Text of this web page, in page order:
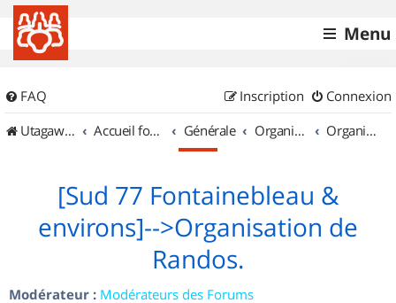
Menu
FAQ Connexion
Inscription
UtagawaVTT (Randos VTT et VTTAE avec traces GPS)
Accueil forum Générale Organisation de sorties & Recherche de partenaires Organisation de sorties en région Île de France
[Sud 77 Fontainebleau &
environs]-->Organisation de
Randos.
Modérateur : Modérateurs des Forums